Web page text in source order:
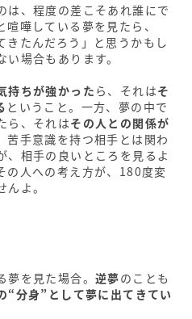
は、程度の差こそあれ誰にで
嘩している夢を見たら、
きたんだろう」と思うかもし
場合もあります。
持ちが強かった ら、それはそ
ということ。一方、夢の中で
ら、それはその人との関係が
苦手意識を持つ相手とは関わ
、相手の良いところを見るよ
の人への考え方が、180度変
よ。
を見た場合。 逆夢のことも
“分身”として夢に出てきてい